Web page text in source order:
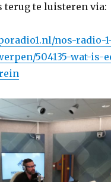
terug te luisteren via:
nos-radio-
504135-wat-is-